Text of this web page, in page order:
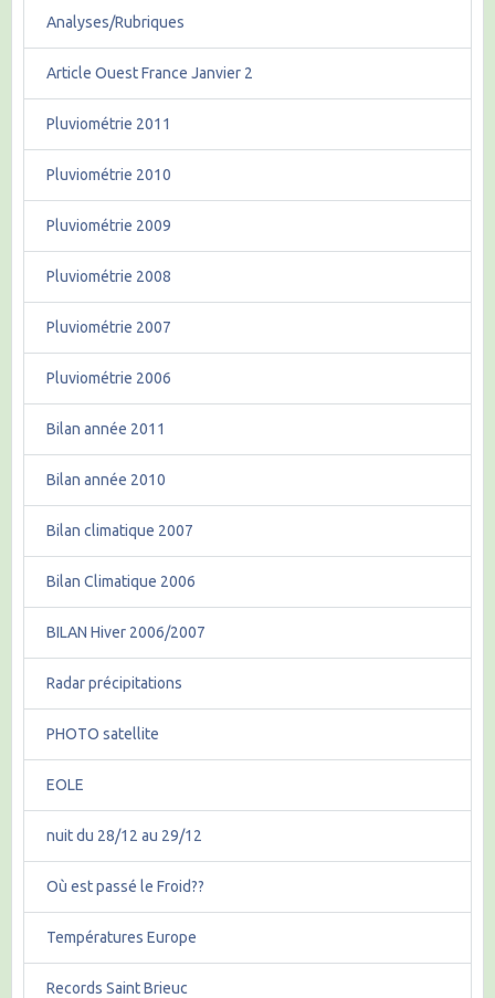
Analyses/Rubriques
Article Ouest France Janvier 2
Pluviométrie 2011
Pluviométrie 2010
Pluviométrie 2009
Pluviométrie 2008
Pluviométrie 2007
Pluviométrie 2006
Bilan année 2011
Bilan année 2010
Bilan climatique 2007
Bilan Climatique 2006
BILAN Hiver 2006/2007
Radar précipitations
PHOTO satellite
EOLE
nuit du 28/12 au 29/12
Où est passé le Froid??
Températures Europe
Records Saint Brieuc